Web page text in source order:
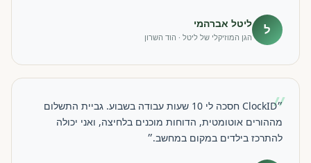
ל ליטל אברהמי
הגן המוזיקלי של ליטל · הוד השרון
״
״ClockID חסכה לי 10 שעות עבודה בשבוע. גביית התשלום
מההורים אוטומטית, הדוחות מוכנים בלחיצה, ואני יכולה
להתרכז בילדים במקום במחשב.״